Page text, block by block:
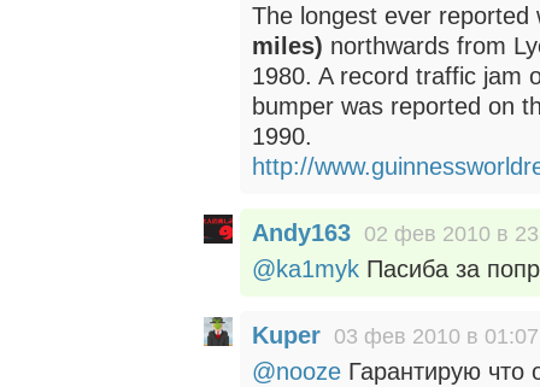
The longest ever
miles) northwards from
1980. A record traffic jam
bumper was reported on
1990.
http://
Andy163 02 фев 2010 в
@ka1myk Пасиба за
Kuper 03 фев 2010 в 01:07
@nooze Гарантирую что